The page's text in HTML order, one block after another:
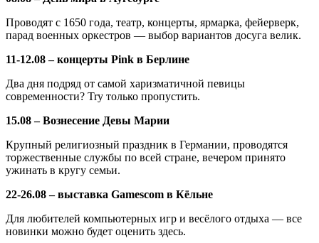
Проводят с 1650 года, театр, концерты, ярмарка, фейерверк,
парад военных оркестров — выбор вариантов досуга велик.
11-12.08 – концерты Pink в Берлине
Два дня подряд от самой харизматичной певицы
современности? Try только пропустить.
15.08 – Вознесение Девы Марии
Крупный религиозный праздник в Германии, проводятся
торжественные службы по всей стране, вечером принято
ужинать в кругу семьи.
22-26.08 – выставка Gamescom в Кёльне
Для любителей компьютерных игр и весёлого отдыха — все
новинки можно будет оценить здесь.